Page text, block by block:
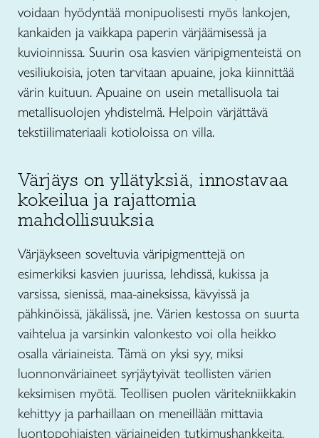
voidaan hyödyntää monipuolisesti myös lankojen,
kankaiden ja vaikkapa paperin värjäämisessä ja
kuvioinnissa. Suurin osa kasvien väripigmenteistä on
vesiliukoisia, joten tarvitaan apuaine, joka kiinnittää
värin kuituun. Apuaine on usein metallisuola tai
metallisuolojen yhdistelmä. Helpoin värjättävä
tekstiilimateriaali kotioloissa on villa.
Värjäys on yllätyksiä, innostavaa
kokeilua ja rajattomia
mahdollisuuksia
Värjäykseen soveltuvia väripigmenttejä on
esimerkiksi kasvien juurissa, lehdissä, kukissa ja
varsissa, sienissä, maa-aineksissa, kävyissä ja
pähkinöissä, jäkälissä, jne. Värien kestossa on suurta
vaihtelua ja varsinkin valonkesto voi olla heikko
osalla väriaineista. Tämä on yksi syy, miksi
luonnonväriaineet syrjäytyivät teollisten värien
keksimisen myötä. Teollisen puolen väritekniikkakin
kehittyy ja parhaillaan on meneillään mittavia
luontopohjaisten väriaineiden tutkimushankkeita.